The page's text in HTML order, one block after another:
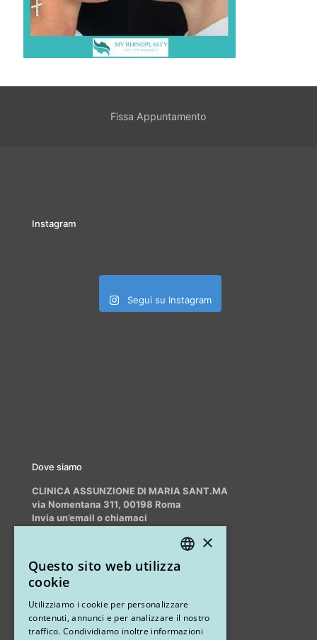
Fissa Appuntamento
Instagram
Segui su Instagram
Dove siamo
CLINICA ASSUNZIONE DI MARIA SANT.MA
via Nomentana 311, 00198 Roma
Invia un’email o chiamaci
Altri studi
STUDIO MARIANETTI MED
×
Questo sito web utilizza
cookie
Utilizziamo i cookie per personalizzare
contenuti, annunci e per analizzare il nostro
traffico. Condividiamo inoltre informazioni